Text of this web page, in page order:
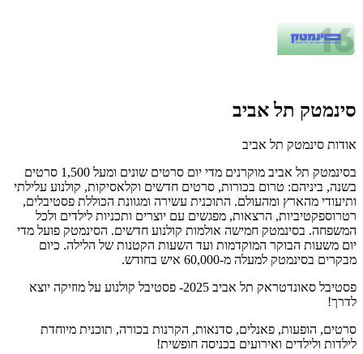
סינמטק תל אביב
אודות סינמטק תל אביב
בסינמטק תל אביב מוקרנים מדי יום סרטים שונים ומעל 1,500 סרטים
בשנה, ביניהם: טרום בכורות, סרטים חדשים וקלאסיקות, קולנוע עלילתי
ותיעודי מהארץ ומהעולם. התוכנית עשירה ומגוונת הכוללת פסטיבלים,
רטרוספקטיביות, הרצאות, מפגשים עם יוצרים ותכניות לילדים ולכל
המשפחה. בסינמטק חמישה אולמות קולנוע חדשים. הסינמטק פועל מדי
יום משעות הבוקר המוקדמות ועד השעות הקטנות של הלילה. כיום
מבקרים בסינמטק למעלה מ-60,000 איש בחודש.
פסטיבל סאונדטראק תל אביב 2025- פסטיבל קולנוע על מוזיקה יוצא
לדרך!
סרטים, הופעות, פאנלים, סדנאות, הקרנות בכורה, תוכנית מיוחדת
לילדות ולילדים ואירועים בכניסה חופשית!